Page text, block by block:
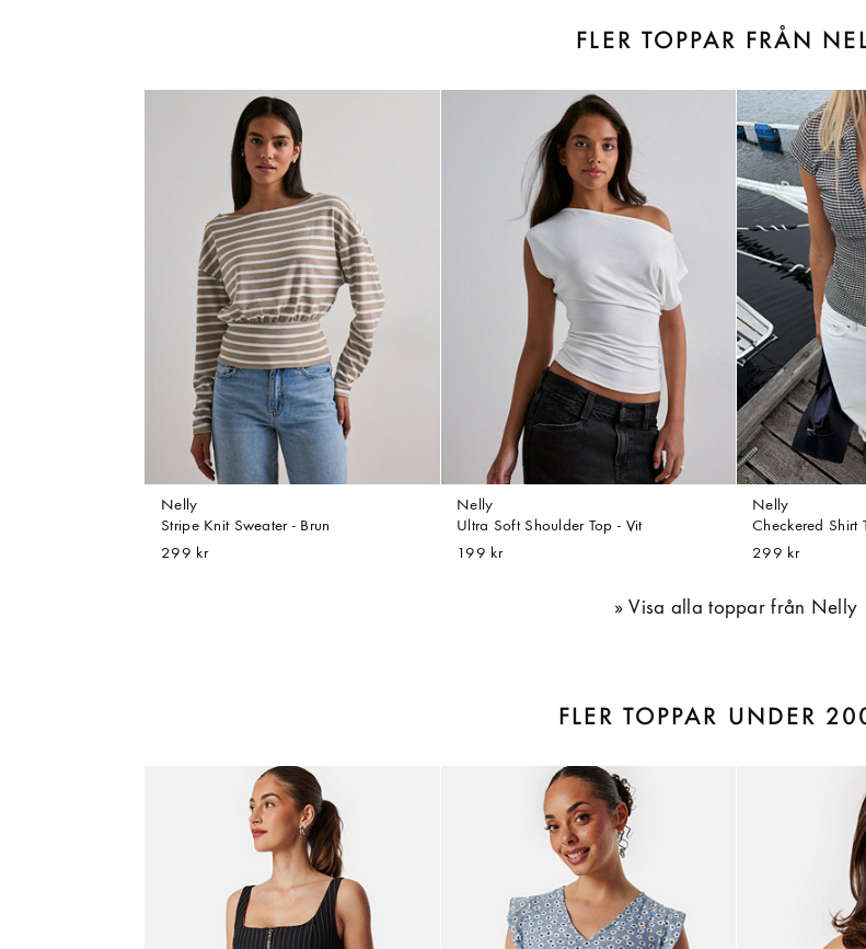
FLER TOPPAR FRÅN
Nelly
Stripe Knit Sweater - Brun
299 kr
Nelly
Ultra Soft Shoulder Top - Vit
199 kr
Nelly
Checkered Shirt
299 kr
Visa alla toppar från Nelly
FLER TOPPAR UNDER